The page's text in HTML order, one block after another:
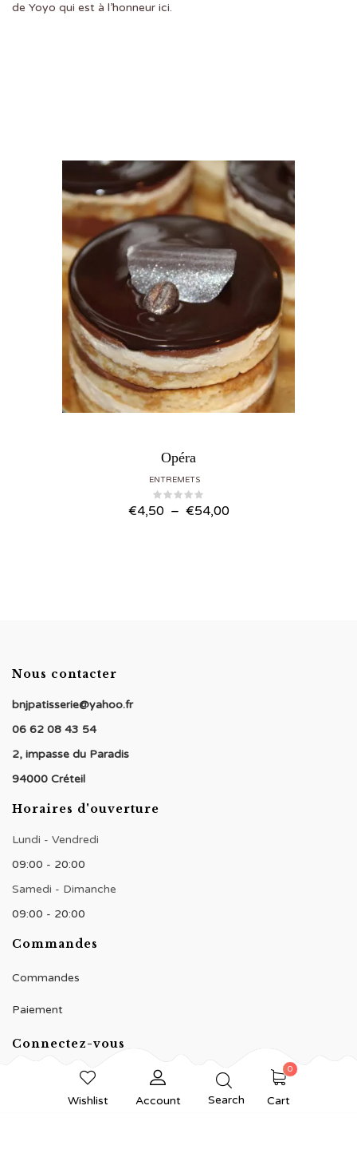
Wishlist Account Search
0
Cart
de Yoyo qui est à l’honneur ici.
Opéra
ENTREMETS
€4,50 – €54,00Plage
Nous contacter
bnjpatisserie@yahoo.fr
06 62 08 43 54
2, impasse du Paradis
94000 Créteil
Horaires d'ouverture
Lundi - Vendredi
09:00 - 20:00
Samedi - Dimanche
09:00 - 20:00
Commandes
Commandes
Paiement
Connectez-vous